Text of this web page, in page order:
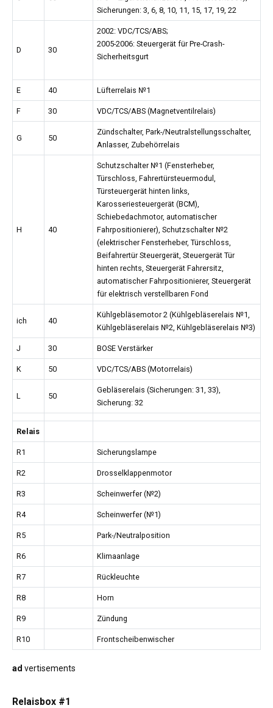
Sicherungen: 3, 6, 8, 10, 11, 15, 17, 19, 22
D 30
2002: VDC/TCS/ABS;
2005-2006: Steuergerät für Pre-Crash-
Sicherheitsgurt
E 40 Lüfterrelais №1
F 30 VDC/TCS/ABS (Magnetventilrelais)
G 50
Zündschalter, Park-/Neutralstellungsschalter,
Anlasser, Zubehörrelais
H 40
Schutzschalter №1 (Fensterheber,
Türschloss, Fahrertürsteuermodul,
Türsteuergerät hinten links,
Karosseriesteuergerät (BCM),
Schiebedachmotor, automatischer
Fahrpositionierer), Schutzschalter №2
(elektrischer Fensterheber, Türschloss,
Beifahrertür Steuergerät, Steuergerät Tür
hinten rechts, Steuergerät Fahrersitz,
automatischer Fahrpositionierer, Steuergerät
für elektrisch verstellbaren Fond
ich 40
Kühlgebläsemotor 2 (Kühlgebläserelais №1,
Kühlgebläserelais №2, Kühlgebläserelais №3)
J 30 BOSE Verstärker
K 50 VDC/TCS/ABS (Motorrelais)
L 50
Gebläserelais (Sicherungen: 31, 33),
Sicherung: 32
Relais
R1 Sicherungslampe
R2 Drosselklappenmotor
R3 Scheinwerfer (№2)
R4 Scheinwerfer (№1)
R5 Park-/Neutralposition
R6 Klimaanlage
R7 Rückleuchte
R8 Horn
R9 Zündung
R10 Frontscheibenwischer
ad vertisements
Relaisbox #1